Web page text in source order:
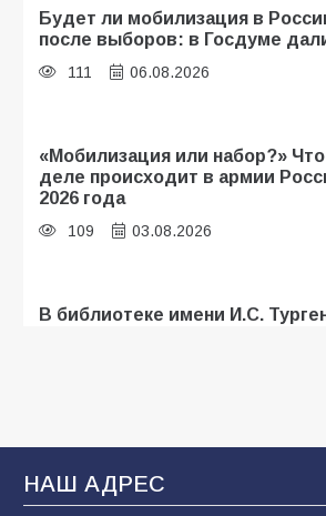
Будет ли мобилизация в
после выборов: в Госдуме
111 06.08.2026
«Мобилизация или набор?»
деле происходит в армии
2026 года
109 03.08.2026
В библиотеке имени И.С.
В Батайске продолжаются
108 04.08.2026
НАШ АДРЕС